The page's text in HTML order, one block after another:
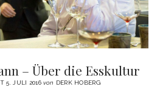
– Über die Esskultur
5. JULI 2016von DERK HOBERG